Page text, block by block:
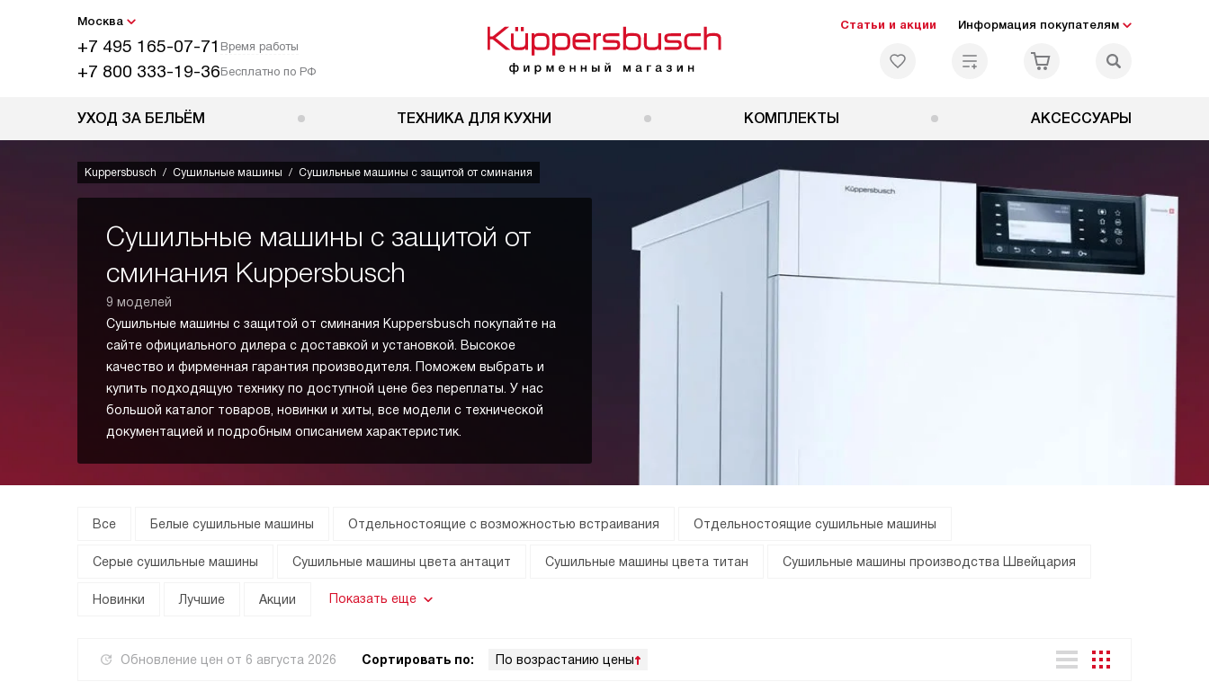
Москва
+7 495 165-07-71 Время работы
+7 800 333-19-36Бесплатно по РФ
Статьи и акции Информация покупателям
УХОД ЗА БЕЛЬЁМ ТЕХНИКА ДЛЯ КУХНИ КОМПЛЕКТЫ АКСЕССУАРЫ
Kuppersbusch Сушильные машины Сушильные машины с защитой от сминания
Сушильные машины с защитой от
сминания Kuppersbusch
9 моделей
Сушильные машины с защитой от сминания Kuppersbusch покупайте на
сайте официального дилера с доставкой и установкой. Высокое
качество и фирменная гарантия производителя. Поможем выбрать и
купить подходящую технику по доступной цене без переплаты. У нас
большой каталог товаров, новинки и хиты, все модели с технической
документацией и подробным описанием характеристик.
Все Белые сушильные машины Отдельностоящие с возможностью встраивания Отдельностоящие сушильные машины
Серые сушильные машины Сушильные машины цвета антацит Сушильные машины цвета титан Сушильные машины производства Швейцария
Новинки Лучшие Акции Показать еще
Обновление цен от 6 августа 2026 Сортировать по: По возрастанию цены